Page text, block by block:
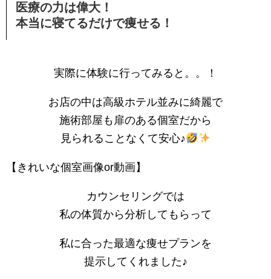
医療の力は偉大！
本当に寝てるだけで痩せる！
実際に体験に行ってみると。。！
お店の中は高級ホテル並みに綺麗で
施術部屋も扉のある個室だから
見られることなくて安心♪
【きれいな個室画像or動画】
カウンセリングでは
私の体質から分析してもらって
私に合った最適な痩せプランを
提示してくれました♪